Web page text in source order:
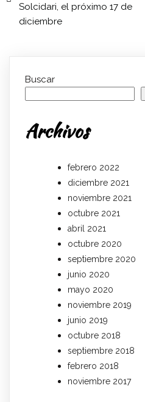
Solcidari, el próximo 17 de
diciembre
Buscar
Archivos
febrero 2022
diciembre 2021
noviembre 2021
octubre 2021
abril 2021
octubre 2020
septiembre 2020
junio 2020
mayo 2020
noviembre 2019
junio 2019
octubre 2018
septiembre 2018
febrero 2018
noviembre 2017